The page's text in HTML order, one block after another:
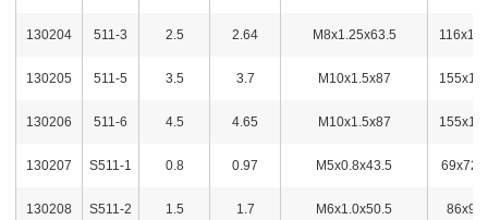
130204 511-3 2.5 2.64 M8x1.25x63.5
130205 511-5 3.5 3.7 M10x1.5x87
130206 511-6 4.5 4.65 M10x1.5x87
130207 S511-1 0.8 0.97 M5x0.8x43.5 69x72.5
130208 S511-2 1.5 1.7 M6x1.0x50.5 86x96